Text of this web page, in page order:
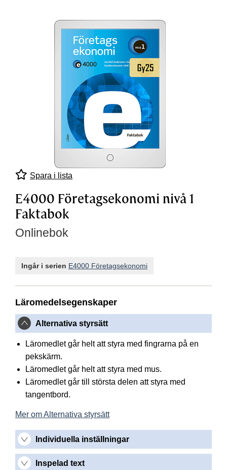
Spara i lista
E4000 Företagsekonomi nivå 1
Faktabok
Onlinebok
Ingår i serien E4000 Företagsekonomi
Läromedelsegenskaper
Alternativa styrsätt
Läromedlet går helt att styra med fingrarna på en
pekskärm.
Läromedlet går helt att styra med mus.
Läromedlet går till största delen att styra med
tangentbord.
Mer om Alternativa styrsätt
Individuella inställningar
Inspelad text